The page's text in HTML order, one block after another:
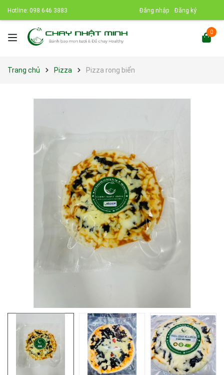
Hotline: 098 646 3883 Đăng nhập Đăng ký
0
Trang chủ Pizza Pizza rong biển